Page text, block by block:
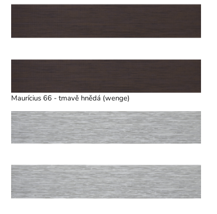
Maurícius 66 - tmavě hnědá (wenge)